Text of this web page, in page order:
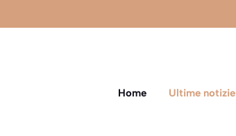
Home Ultime notizie